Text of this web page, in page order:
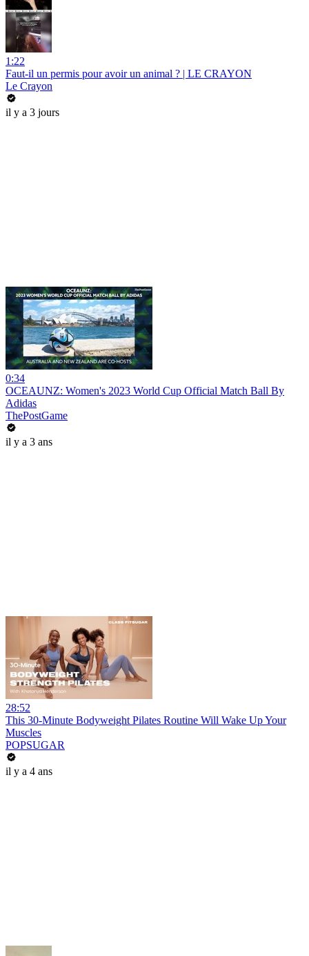
1:22
Faut-il un permis pour avoir un animal ? | LE CRAYON
Le Crayon
il y a 3 jours
0:34
OCEAUNZ: Women's 2023 World Cup Official Match Ball By
Adidas
ThePostGame
il y a 3 ans
28:52
This 30-Minute Bodyweight Pilates Routine Will Wake Up Your
Muscles
POPSUGAR
il y a 4 ans